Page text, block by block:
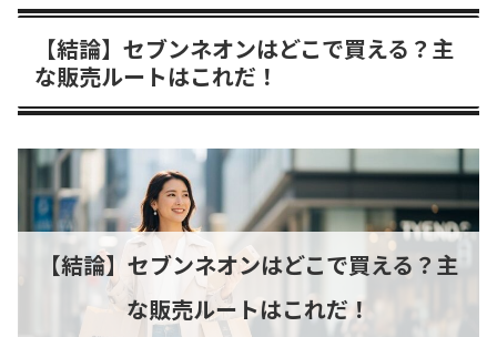
【結論】セブンネオンはどこで買える？主
な販売ルートはこれだ！
【結論】セブンネオンはどこで買える？主
な販売ルートはこれだ！